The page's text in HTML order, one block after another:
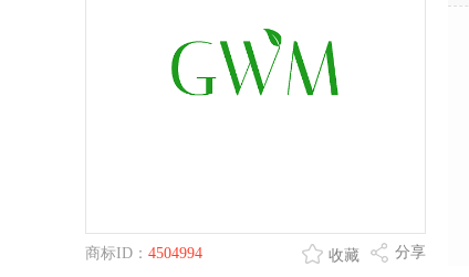
商标ID： 4504994 分享
收藏